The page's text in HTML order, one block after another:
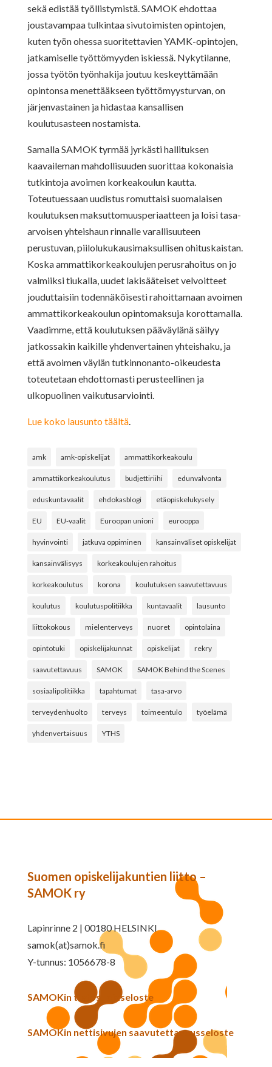
sekä edistää työllistymistä. SAMOK ehdottaa
joustavampaa tulkintaa sivutoimisten opintojen,
kuten työn ohessa suoritettavien YAMK-opintojen,
jatkamiselle työttömyyden iskiessä. Nykytilanne,
jossa työtön työnhakija joutuu keskeyttämään
opintonsa menettääkseen työttömyysturvan, on
järjenvastainen ja hidastaa kansallisen
koulutusasteen nostamista.
Samalla SAMOK tyrmää jyrkästi hallituksen
kaavaileman mahdollisuuden suorittaa kokonaisia
tutkintoja avoimen korkeakoulun kautta.
Toteutuessaan uudistus romuttaisi suomalaisen
koulutuksen maksuttomuusperiaatteen ja loisi tasa-
arvoisen yhteishaun rinnalle varallisuuteen
perustuvan, piilolukukausimaksullisen ohituskaistan.
Koska ammattikorkeakoulujen perusrahoitus on jo
valmiiksi tiukalla, uudet lakisääteiset velvoitteet
jouduttaisiin todennäköisesti rahoittamaan avoimen
ammattikorkeakoulun opintomaksuja korottamalla.
Vaadimme, että koulutuksen pääväylänä säilyy
jatkossakin kaikille yhdenvertainen yhteishaku, ja
että avoimen väylän tutkinnonanto-oikeudesta
toteutetaan ehdottomasti perusteellinen ja
ulkopuolinen vaikutusarviointi.
Lue koko lausunto täältä.
amk amk-opiskelijat ammattikorkeakoulu
ammattikorkeakoulutus budjettiriihi edunvalvonta
eduskuntavaalit ehdokasblogi etäopiskelukysely
EU EU-vaalit Euroopan unioni eurooppa
hyvinvointi jatkuva oppiminen kansainväliset opiskelijat
kansainvälisyys korkeakoulujen rahoitus
korkeakoulutus korona koulutuksen saavutettavuus
koulutus koulutuspolitiikka kuntavaalit lausunto
liittokokous mielenterveys nuoret opintolaina
opintotuki opiskelijakunnat opiskelijat rekry
saavutettavuus SAMOK SAMOK Behind the Scenes
sosiaalipolitiikka tapahtumat tasa-arvo
terveydenhuolto terveys toimeentulo työelämä
yhdenvertaisuus YTHS
Suomen opiskelijakuntien liitto –
SAMOK ry
Lapinrinne 2 | 00180 HELSINKI
samok(at)samok.fi
Y-tunnus: 1056678-8
SAMOKin tietosuojaseloste
SAMOKin nettisivujen saavutettavuusseloste